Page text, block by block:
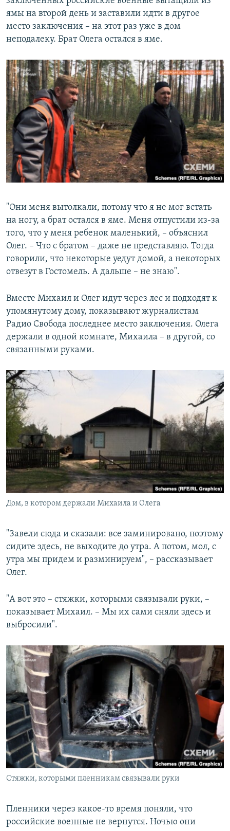
ямы на второй день и заставили идти в другое
место заключения – на этот раз уже в дом
неподалеку. Брат Олега остался в яме.
"Они меня вытолкали, потому что я не мог встать
на ногу, а брат остался в яме. Меня отпустили из-за
того, что у меня ребенок маленький, – объяснил
Олег. – Что с братом – даже не представляю. Тогда
говорили, что некоторые уедут домой, а некоторых
отвезут в Гостомель. А дальше – не знаю".
Вместе Михаил и Олег идут через лес и подходят к
упомянутому дому, показывают журналистам
Радио Свобода последнее место заключения. Олега
держали в одной комнате, Михаила – в другой, cо
связанными руками.
Дом, в котором держали Михаила и Олега
"Завели сюда и сказали: все заминировано, поэтому
сидите здесь, не выходите до утра. А потом, мол, с
утра мы придем и разминируем", – рассказывает
Олег.
"А вот это – стяжки, которыми связывали руки, –
показывает Михаил. – Мы их сами сняли здесь и
выбросили".
Стяжки, которыми пленникам связывали руки
Пленники через какое-то время поняли, что
российские военные не вернутся. Ночью они